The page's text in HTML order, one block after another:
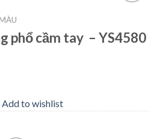
Add to
wishlist
phổ cầm tay – YS4580
Add to wishlist